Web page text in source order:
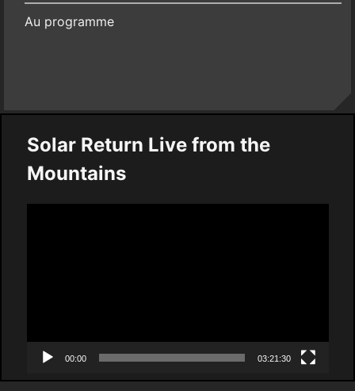
Au programme
Solar Return Live from the
Mountains
00:00 03:21:30